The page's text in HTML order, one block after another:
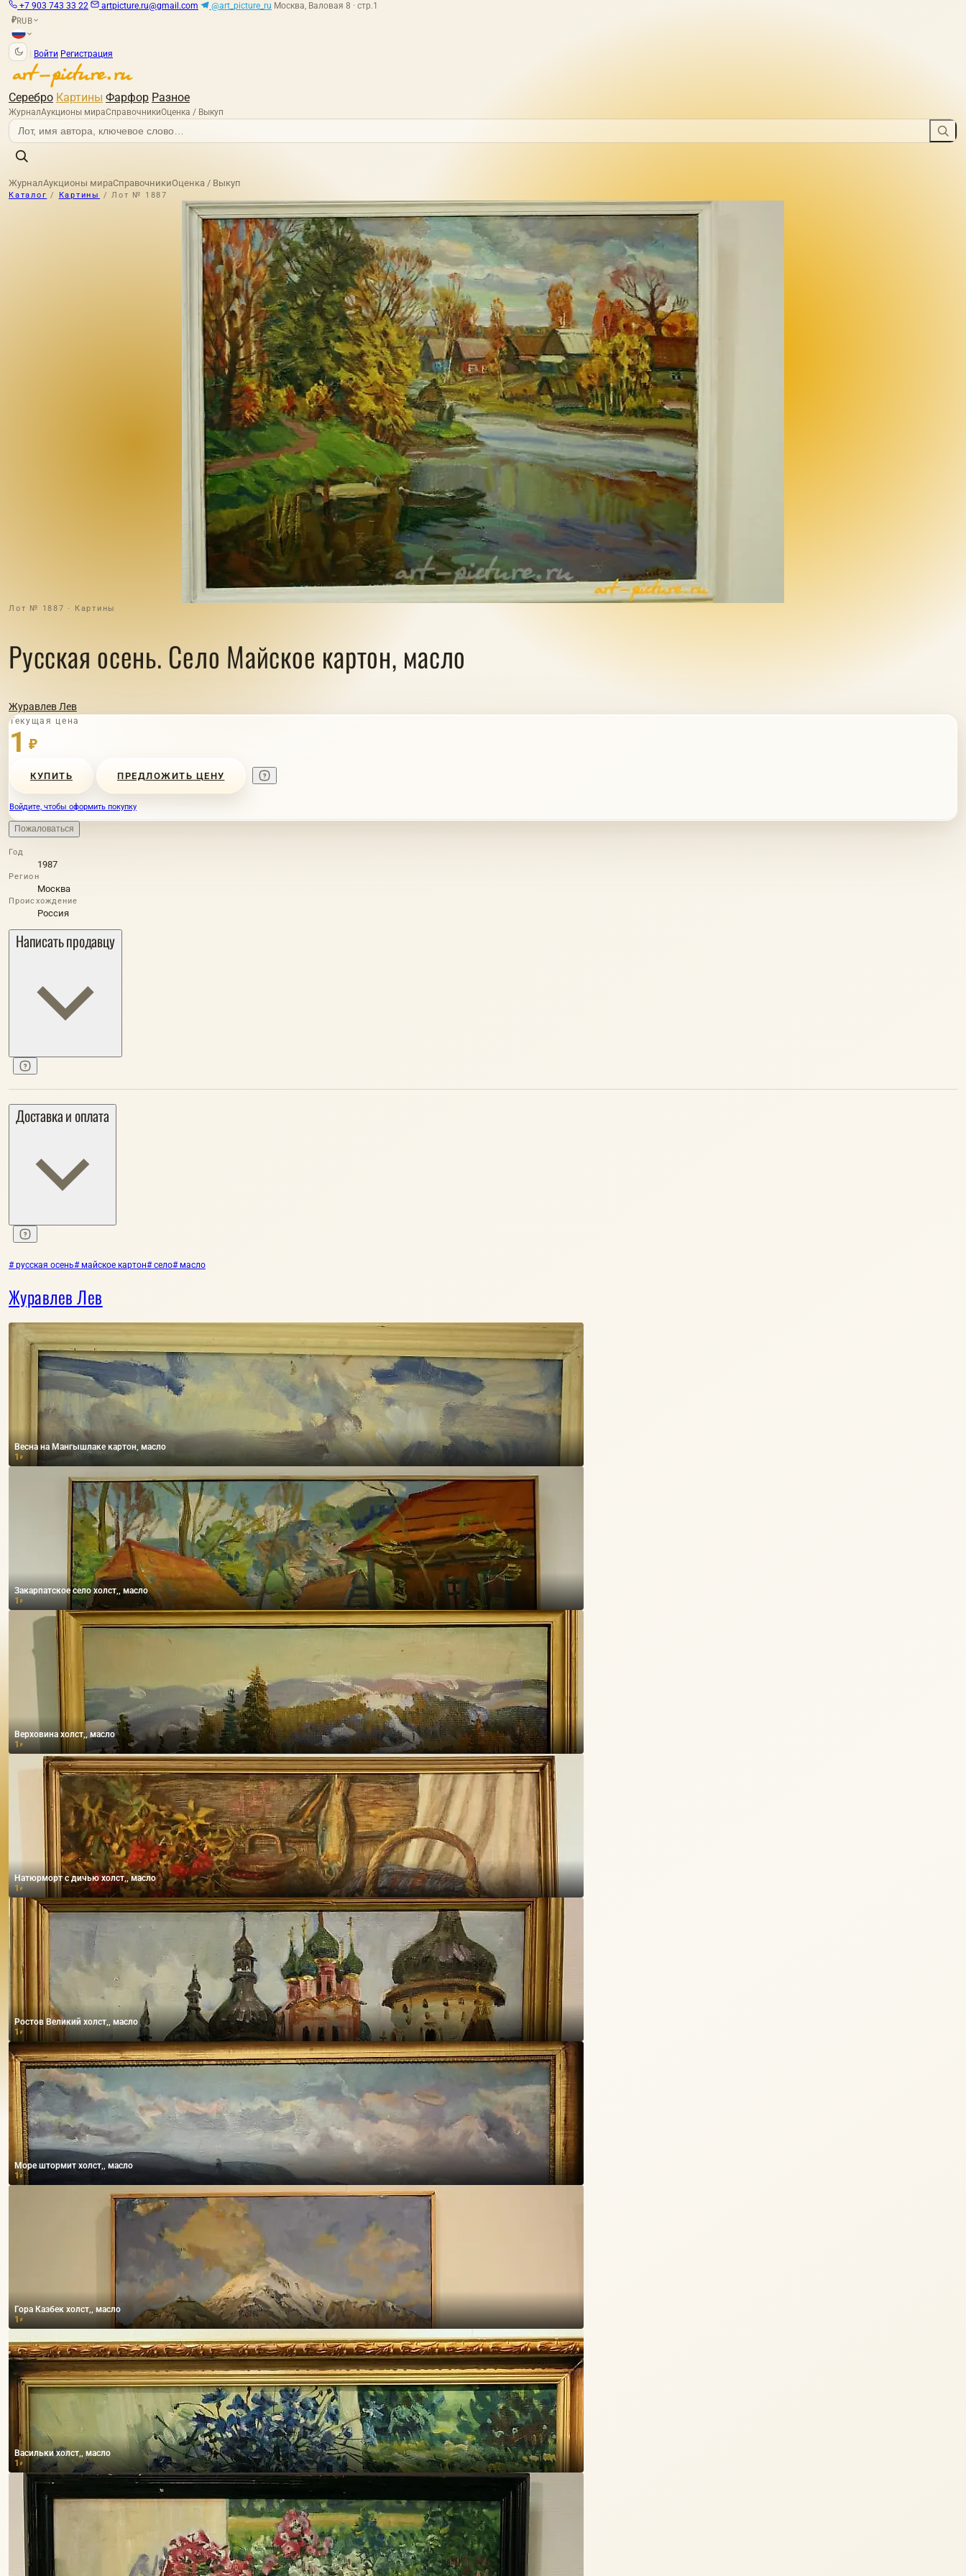
+7 903 743 33 22 artpicture.ru@gmail.com @art_picture_ru Москва, Валовая 8 · стр.1
₽RUB
Войти Регистрация
Серебро Картины Фарфор Разное
ЖурналАукционы мираСправочникиОценка / Выкуп
ЖурналАукционы мираСправочникиОценка / Выкуп
Каталог / Картины / Лот № 1887
Лот № 1887 · Картины
Русская осень. Село Майское картон, масло
Журавлев Лев
Текущая цена
1 ₽
КУПИТЬ ПРЕДЛОЖИТЬ ЦЕНУ
Войдите, чтобы оформить покупку
Пожаловаться
Год
1987
Регион
Москва
Происхождение
Россия
Написать продавцу
Доставка и оплата
# русская осень# майское картон# село# масло
Журавлев Лев
Весна на Мангышлаке картон, масло
1 ₽
Закарпатское село холст,, масло
1 ₽
Верховина холст,, масло
1 ₽
Натюрморт с дичью холст,, масло
1₽
Ростов Великий холст,, масло
1 ₽
Море штормит холст,, масло
1₽
Гора Казбек холст,, масло
1 ₽
Васильки холст,, масло
1 ₽